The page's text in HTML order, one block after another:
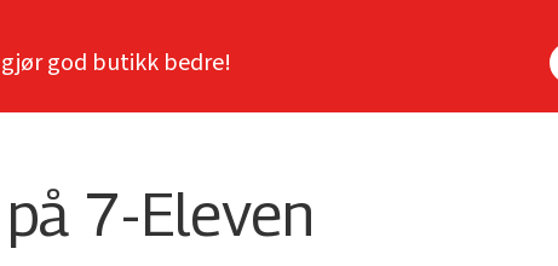
god butikk bedre!
7-Eleven